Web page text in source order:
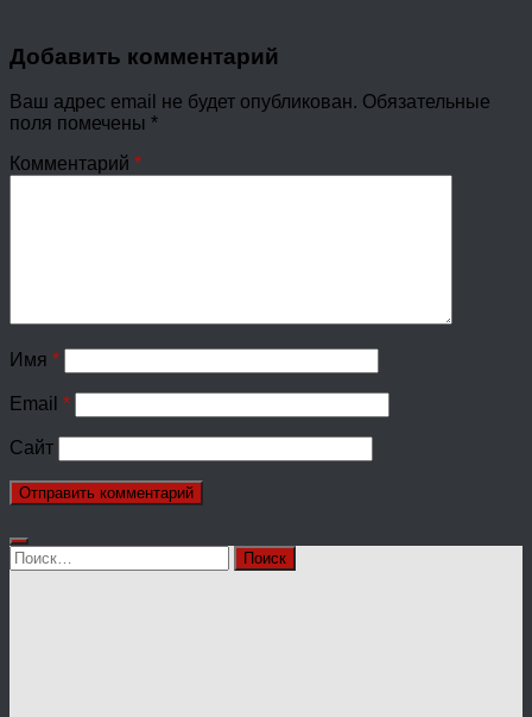
Добавить комментарий
Ваш адрес email не будет опубликован. Обязательные
поля помечены *
Комментарий *
Имя *
Email *
Сайт
Найти: